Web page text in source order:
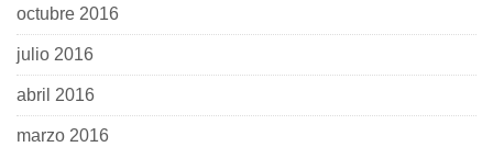
octubre 2016
julio 2016
abril 2016
marzo 2016